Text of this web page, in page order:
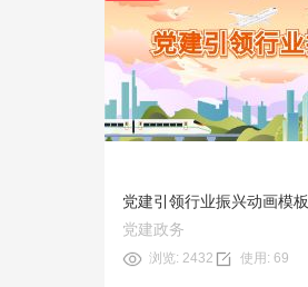
预览
使用
党建引领行业振兴动画模板
党建政务
浏览: 2432 使用: 69